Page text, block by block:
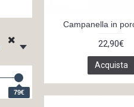
79€
Campanella in
22,90€
Acquista